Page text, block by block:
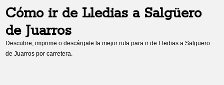
Cómo ir de Lledias a Salgüero
de Juarros
Descubre, imprime o descárgate la mejor ruta para ir de Lledias aSalgüero
de Juarros por carretera.